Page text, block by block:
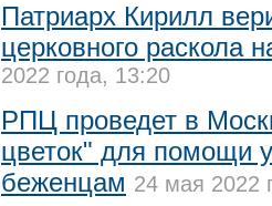
Патриарх Кирилл
церковного раскола
2022 года, 13:20
РПЦ проведет в
цветок" для помощи
беженцам 24 мая 2022